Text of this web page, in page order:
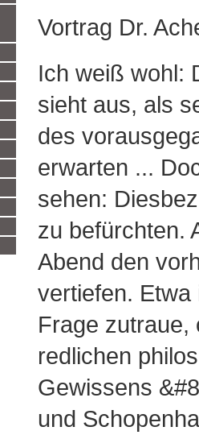
Vortrag Dr.
Ich weiß wohl:
sieht aus, als
des
erwarten ...
sehen:
zu befürchten.
Abend den
vertiefen. Etwa
Frage zutraue,
redlichen
Gewissens
und